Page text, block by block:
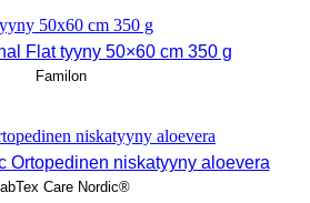
Flat tyyny 50×60 cm 350 g
Familon
Ortopedinen niskatyyny aloevera
LabTex Care Nordic®